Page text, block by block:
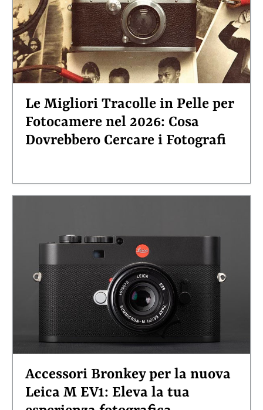
Le Migliori Tracolle in Pelle per
Fotocamere nel 2026: Cosa
Dovrebbero Cercare i Fotografi
Accessori Bronkey per la nuova
Leica M EV1: Eleva la tua